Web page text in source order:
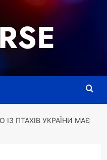
ІЗ ПТАХІВ УКРАЇНИ МАЄ